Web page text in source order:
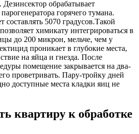
обрабатывает
горячего тумана.
составлять 5070 градусов.Такой
химикату интегрироваться в
до 200 микрон, мельче, чем у
проникает в глубокие места,
на яйца и гнезда. После
помещение закрывается на два-
проветривать. Пару-тройку дней
доступные места кладки яиц не
квартиру к обработке